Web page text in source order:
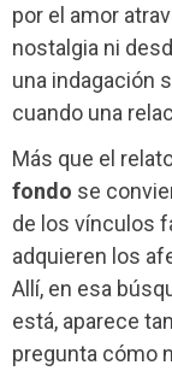
por el amor
nostalgia ni
una indagación
cuando una
Más que el
fondo se
de los vínculos
adquieren los
Allí, en esa
está, aparece
pregunta cómo